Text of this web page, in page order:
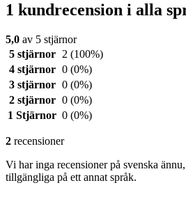
1 kundrecension i alla
5,0 av 5 stjärnor
5 stjärnor
2 (100%)
4 stjärnor 0 (0%)
3 stjärnor 0 (0%)
2 stjärnor 0 (0%)
1 Stjärnor 0 (0%)
2 recensioner
Vi har inga recensioner på svenska
tillgängliga på ett annat språk.